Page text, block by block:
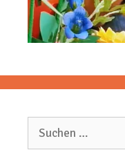
Suchen
nach: